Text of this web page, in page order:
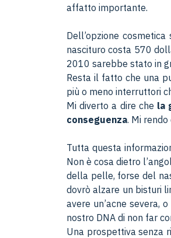
affatto importante.
Dell’opzione
nascituro costa 570
2010 sarebbe stato in
Resta il fatto che una
più o meno interruttori
Mi diverto a dire che la
conseguenza. Mi
Tutta questa
Non è cosa dietro
della pelle, forse del
dovrò alzare un bisturi
avere un’acne severa,
nostro DNA di non far
Una prospettiva senza